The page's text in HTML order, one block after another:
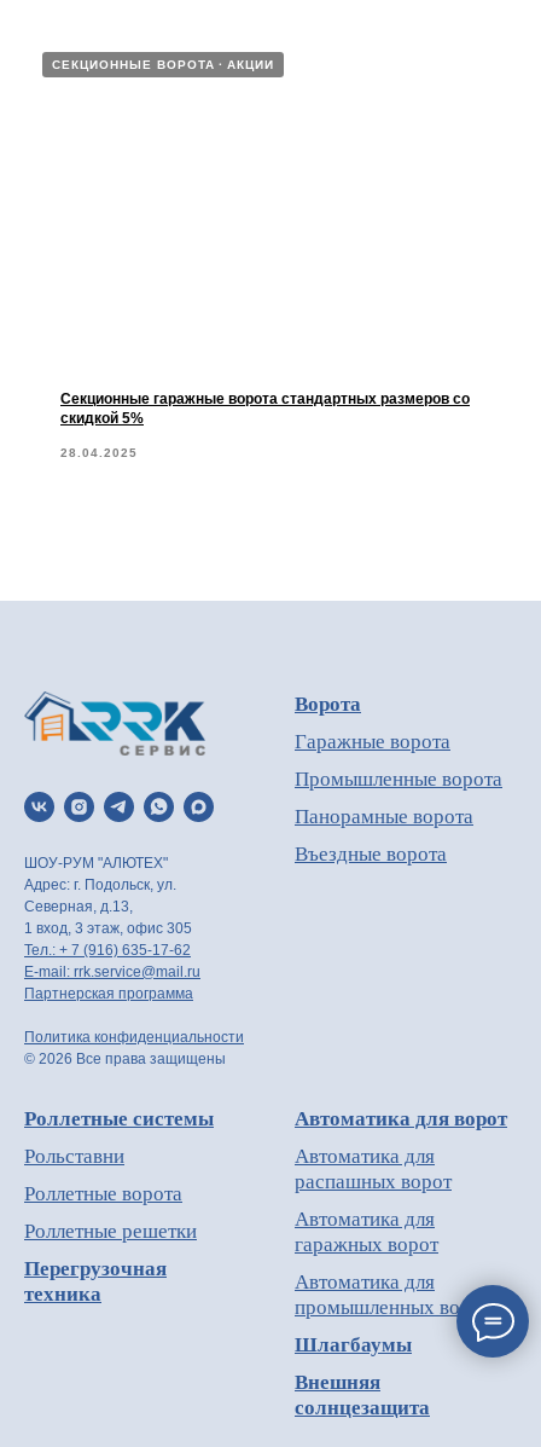
СЕКЦИОННЫЕ ВОРОТА АКЦИИ
Секционные гаражные ворота стандартных размеров со
скидкой 5%
28.04.2025
ШОУ-РУМ "АЛЮТЕХ"
Адрес: г. Подольск, ул.
Северная, д.13,
1 вход, 3 этаж, офис 305
Тел.: + 7 (916) 635-17-62
E-mail: rrk.service@mail.ru
Партнерская программа
Политика конфиденциальности
© 2026 Все права защищены
Ворота
Гаражные ворота
Промышленные ворота
Панорамные ворота
Въездные ворота
Роллетные системы
Рольставни
Роллетные ворота
Роллетные решетки
Перегрузочная
техника
Автоматика для ворот
Автоматика для
распашных ворот
Автоматика для
гаражных ворот
Автоматика для
промышленных ворот
Шлагбаумы
Внешняя
солнцезащита